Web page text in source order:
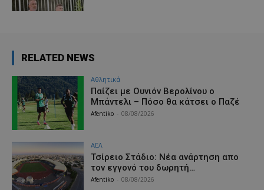
RELATED NEWS
Αθλητικά
Παίζει με Ουνιόν Βερολίνου ο
Μπάντελι – Πόσο θα κάτσει ο Παζέ
Afentiko 08/08/2026
ΑΕΛ
Τσίρειο Στάδιο: Νέα ανάρτηση απο
τον εγγονό του δωρητή…
Afentiko 08/08/2026